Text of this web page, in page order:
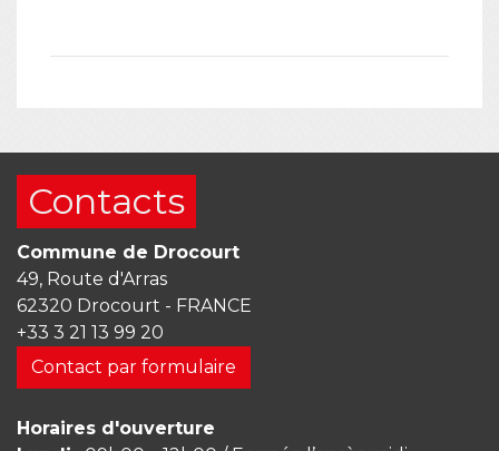
Contacts
Commune de Drocourt
49, Route d'Arras
62320 Drocourt - FRANCE
+33 3 21 13 99 20
Contact par formulaire
Horaires d'ouverture